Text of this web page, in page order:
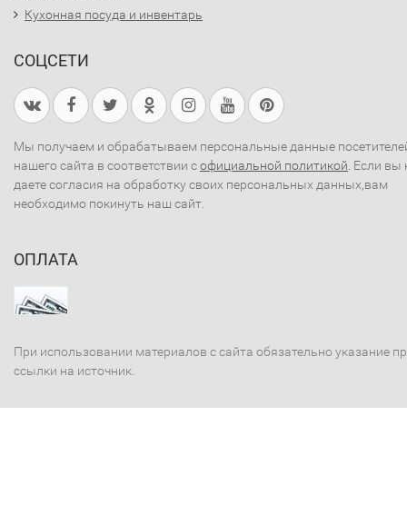
Кухонная посуда и инвентарь
СОЦСЕТИ
Мы получаем и обрабатываем персональные данные
нашего сайта в соответствии софициальной политикой . Если вы
даете согласия на обработку своих персональных данных,вам
необходимо покинуть наш сайт.
ОПЛАТА
При использовании материалов с сайта обязательно указание
ссылки на источник.